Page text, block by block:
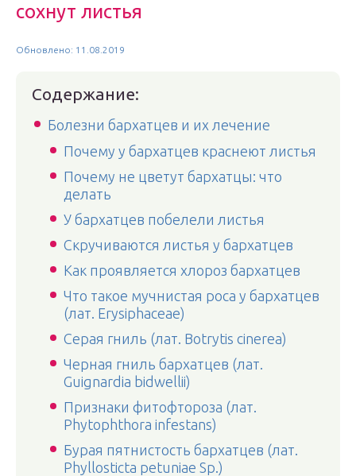
сохнут листья
Обновлено: 11.08.2019
Содержание:
Болезни бархатцев и их лечение
Почему у бархатцев краснеют листья
Почему не цветут бархатцы: что
делать
У бархатцев побелели листья
Скручиваются листья у бархатцев
Как проявляется хлороз бархатцев
Что такое мучнистая роса у бархатцев
(лат. Erysiphaceae)
Серая гниль (лат. Botrytis cinerea)
Черная гниль бархатцев (лат.
Guignardia bidwellii)
Признаки фитофтороза (лат.
Phytophthora infestans)
Бурая пятнистость бархатцев (лат.
Phyllosticta petuniae Sp.)